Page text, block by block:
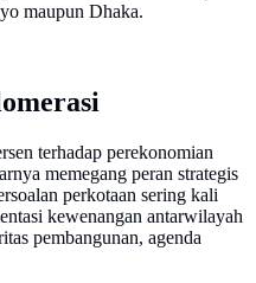
maupun Dhaka.
terhadap perekonomian
memegang peran strategis
perkotaan sering kali
kewenangan antarwilayah
pembangunan, agenda